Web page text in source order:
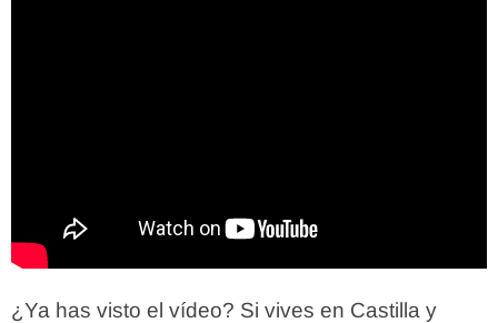
¿Ya has visto el vídeo? Si vives en Castilla y